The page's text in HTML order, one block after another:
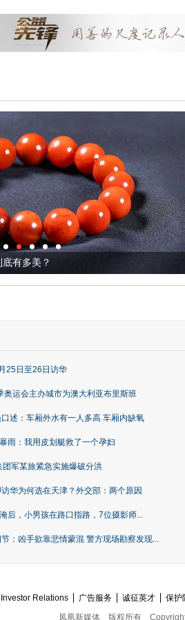
有多美？
25日至26日访华
奥运会主办城市为澳大利亚布里斯班
述：车厢外水有一人多高 车厢内缺氧
雨：我用皮划艇救了一个孕妇
军某旅紧急实施爆破分洪
华为何选在天津？外交部：两个原因
后，小男孩在路口指路，7位摄影师...
：凶手欲靠悲情蒙混 警方现场勘察发现...
Relations 广告服务 诚征英才 保护
凤凰新媒体
版权所有